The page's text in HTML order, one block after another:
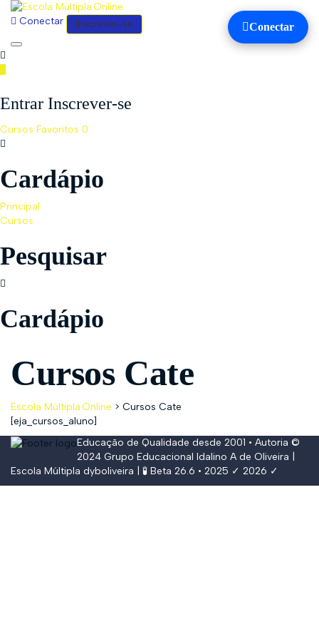
Conectar Inscrever-se
Toggle
Entrar Inscrever-se
Cursos Favoritos 0
Cardápio
Principal
Cursos
Pesquisar
Cardápio
Cursos Cate
Escola Múltipla.Online > Cursos Cate
[eja_cursos_aluno]
Educação de Qualidade desde 2001 • Autoria ©
2024 Grupo Educacional Idalino A de Oliveira
Escola Múltipla dyboliveira | 🧪 Beta 26.6 • 2025 ✓ 2026 ✓
Conectar